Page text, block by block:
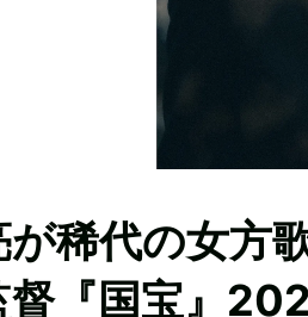
が稀代の女方
督『国宝』